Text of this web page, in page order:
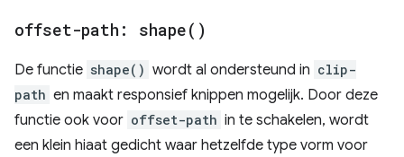
offset-path: shape( )
De functie shape() wordt al ondersteund in clip-
path en maakt responsief knippen mogelijk. Door deze
functie ook voor offset-path in te schakelen, wordt
een klein hiaat gedicht waar hetzelfde type vorm voor